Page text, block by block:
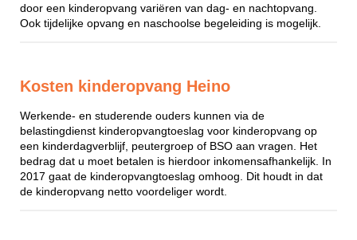
door een kinderopvang variëren van dag- en nachtopvang.
Ook tijdelijke opvang en naschoolse begeleiding is mogelijk.
Kosten kinderopvang Heino
Werkende- en studerende ouders kunnen via de
belastingdienst kinderopvangtoeslag voor kinderopvang op
een kinderdagverblijf, peutergroep of BSO aan vragen. Het
bedrag dat u moet betalen is hierdoor inkomensafhankelijk. In
2017 gaat de kinderopvangtoeslag omhoog. Dit houdt in dat
de kinderopvang netto voordeliger wordt.